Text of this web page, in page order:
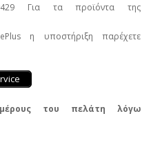
Για τα προϊόντα της
η υποστήριξη παρέχετε
του πελάτη λόγω